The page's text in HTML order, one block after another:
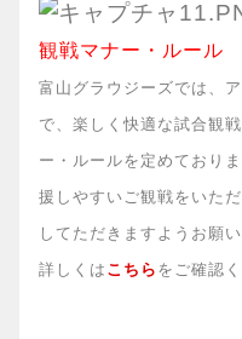
観戦マナー・ルール
富山グラウジーズでは、
で、楽しく快適な試合観
ー・ルールを定めており
援しやすいご観戦をいた
してただきますようお願い
詳しくは こちら をご確認く